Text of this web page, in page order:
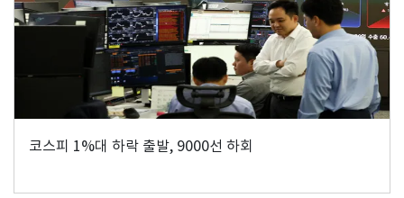
코스피 1%대 하락 출발, 9000선 하회